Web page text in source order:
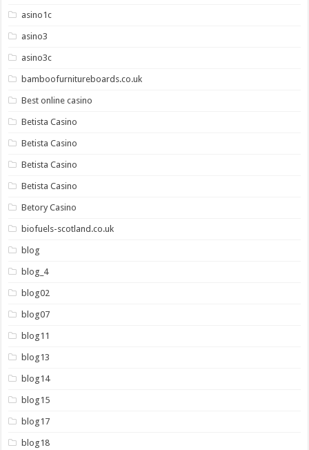
asino1c
asino3
asino3c
bamboofurnitureboards.co.uk
Best online casino
Betista Casino
Betista Casino
Betista Casino
Betista Casino
Betory Casino
biofuels-scotland.co.uk
blog
blog_4
blog02
blog07
blog11
blog13
blog14
blog15
blog17
blog18